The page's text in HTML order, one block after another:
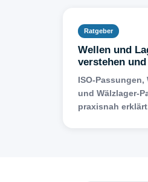
Ratgeber
Wellen und
verstehen
ISO-Passungen,
und Wälzlager-
praxisnah